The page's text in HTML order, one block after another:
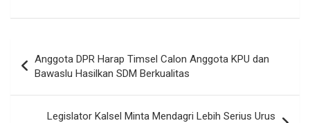
Anggota DPR Harap Timsel Calon Anggota KPU dan
Bawaslu Hasilkan SDM Berkualitas
Legislator Kalsel Minta Mendagri Lebih Serius Urus